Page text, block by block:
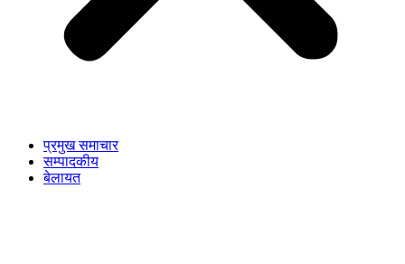
प्रमुख समाचार
सम्पादकीय
बेलायत